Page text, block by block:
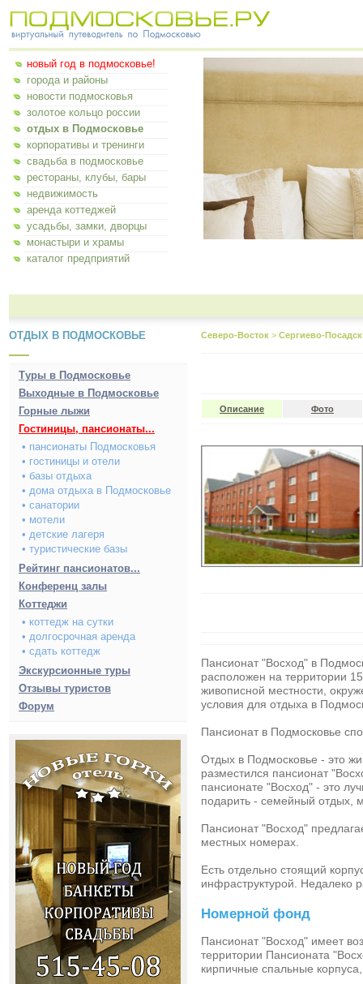
новый год в подмосковье!
города и районы
новости подмосковья
золотое кольцо россии
отдых в Подмосковье
корпоративы и тренинги
свадьба в подмосковье
рестораны, клубы, бары
недвижимость
аренда коттеджей
усадьбы, замки, дворцы
монастыри и храмы
каталог предприятий
ОТДЫХ В ПОДМОСКОВЬЕ
Туры в Подмосковье
Выходные в Подмосковье
Горные лыжи
Гостиницы, пансионаты...
• пансионаты Подмосковья
• гостиницы и отели
• базы отдыха
• дома отдыха в Подмосковье
• санатории
• мотели
• детские лагеря
• туристические базы
Рейтинг пансионатов...
Конференц залы
Коттеджи
• коттедж на сутки
• долгосрочная аренда
• сдать коттедж
Экскурсионные туры
Отзывы туристов
Форум
Северо-Восток > Сергиево-
Описание Фото
Пансионат "Восход" в
расположен на территории
живописной местности,
условия для отдыха в
Пансионат в Подмосковье
Отдых в Подмосковье - это
разместился пансионат
пансионате "Восход" - это
подарить - семейный отдых
Пансионат "Восход"
местных номерах.
Есть отдельно стоящий
инфраструктурой. Недалеко
Номерной фонд
Пансионат "Восход" имеет
территории Пансионата
кирпичные спальные